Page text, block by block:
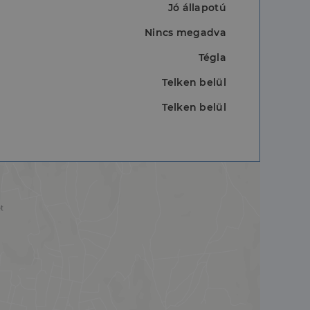
Jó állapotú
Nincs megadva
Tégla
Telken belül
Telken belül
látogatói cookie-
- amely jelentős
Ez a
minden
hogy a
valós
hogy a
amelyet a
hogy a tárolt